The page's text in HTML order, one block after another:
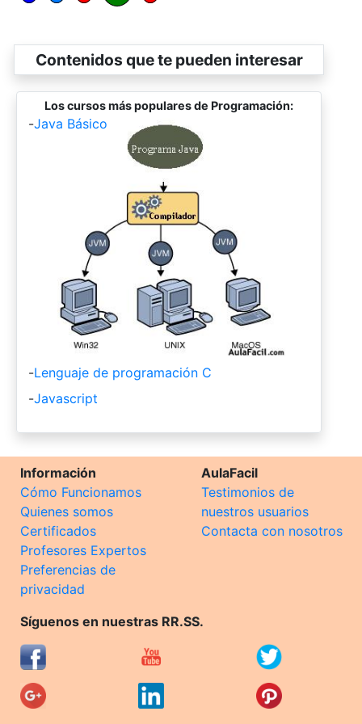
Contenidos que te pueden interesar
Los cursos más populares de Programación:
-Java Básico
-Lenguaje de programación C
-Javascript
Información
Cómo Funcionamos
Quienes somos
Certificados
Profesores Expertos
Preferencias de
privacidad
AulaFacil
Testimonios de
nuestros usuarios
Contacta con nosotros
Síguenos en nuestras RR.SS.